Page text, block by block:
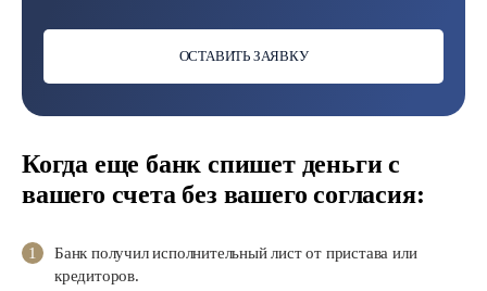
ОСТАВИТЬ ЗАЯВКУ
Когда еще банк спишет деньги с
вашего счета без вашего согласия:
Банк получил исполнительный лист от пристава или
кредиторов.